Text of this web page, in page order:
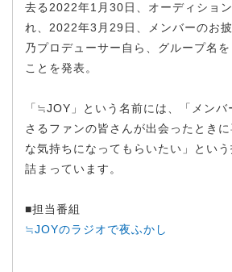
去る2022年1月30日、オーディショ
れ、2022年3月29日、メンバーのお
乃プロデューサー自ら、グループ名
ことを発表。
「≒JOY」という名前には、「メン
さるファンの皆さんが出会ったとき
な気持ちになってもらいたい」とい
詰まっています。
■担当番組
≒JOYのラジオで夜ふかし